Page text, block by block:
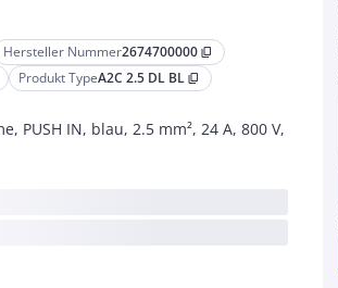
Hersteller Nummer2674700000 content_copy
Produkt TypeA2C 2.5 DL BL content_copy
PUSH IN, blau, 2.5 mm², 24 A, 800 V,